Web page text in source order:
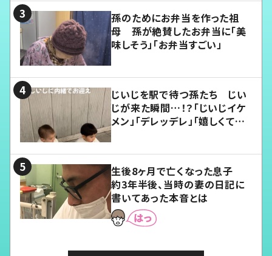
孫のためにお弁当を作った祖
母 孫が絶賛したお弁当に「美
味しそう」「お弁当すごい」
じいじを駅で待つ孫たち じい
じが来た瞬間…！？「じいじイケ
メン」「デレッデレ」「嬉しくて可
生後8ヶ月で亡くなった息子
約3年半後、当時の妻の日記に
書いてあった本音とは